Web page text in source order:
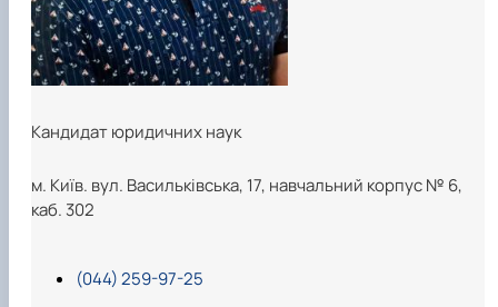
м. Київ. вул. Васильківська, 17, навчальний корпус № 6,
каб. 302
(044) 259-97-25
Кандидат юридичних наук